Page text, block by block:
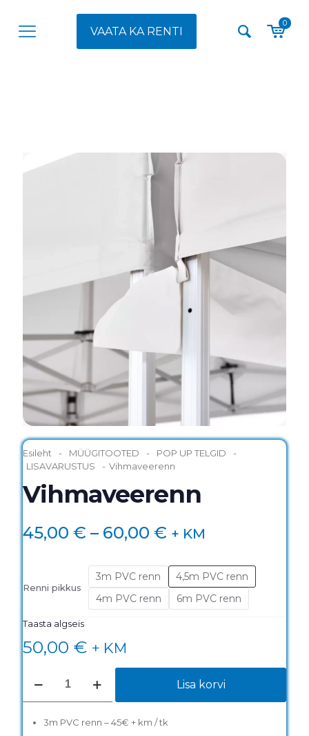
VAATA KA RENTI
0
Esileht - MÜÜGITOOTED - POP UP TELGID
-
LISAVARUSTUS
- Vihmaveerenn
Vihmaveerenn
45,00 € – 60,00 € Hinnavahemik:
kuni
60,00 €
+ KM
Renni pikkus
3m PVC renn
4,5m PVC renn
4m PVC renn
6m PVC renn
Taasta algseis
50,00 € + KM
kogus
Lisa korvi
3m PVC renn – 45€ + km / tk